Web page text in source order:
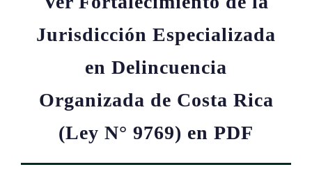
Jurisdicción Especializada
en Delincuencia
Organizada de Costa Rica
(Ley N° 9769) en PDF